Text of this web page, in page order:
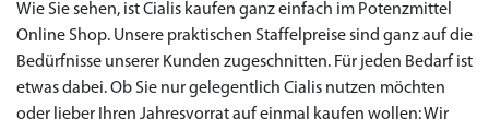
Wie Sie sehen, ist Cialis kaufen ganz einfach im Potenzmittel
Online Shop. Unsere praktischen Staffelpreise sind ganz auf die
Bedürfnisse unserer Kunden zugeschnitten. Für jeden Bedarf ist
etwas dabei. Ob Sie nur gelegentlich Cialis nutzen möchten
oder lieber Ihren Jahresvorrat auf einmal kaufen wollen: Wir